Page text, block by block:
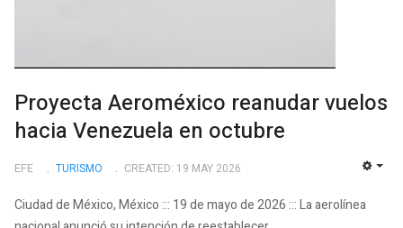
Proyecta Aeroméxico reanudar vuelos
hacia Venezuela en octubre
EFE TURISMO CREATED: 19 MAY 2026
Ciudad de México, México ::: 19 de mayo de 2026 ::: La aerolínea